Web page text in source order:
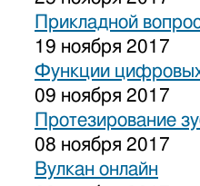
Прикладной
19 ноября 2017
Функции
09 ноября 2017
Протезирование
08 ноября 2017
Вулкан онлайн